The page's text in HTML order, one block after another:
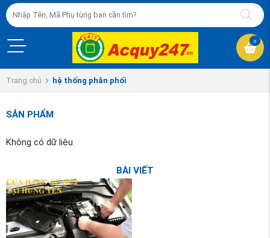
0
Trang chủ hệ thống phân phối
SẢN PHẨM
Không có dữ liệu
BÀI VIẾT